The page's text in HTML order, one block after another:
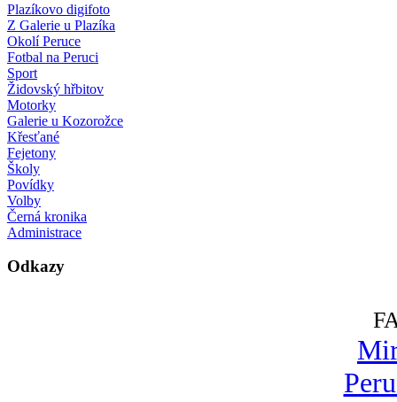
Plazíkovo digifoto
Z Galerie u Plazíka
Okolí Peruce
Fotbal na Peruci
Sport
Židovský hřbitov
Motorky
Galerie u Kozorožce
Křesťané
Fejetony
Školy
Povídky
Volby
Černá kronika
Administrace
Odkazy